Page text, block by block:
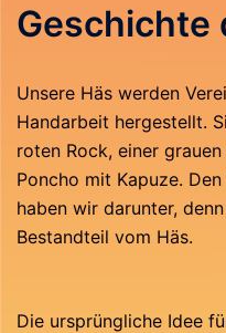
Geschichte
Unsere Häs werden
Handarbeit hergestellt.
roten Rock, einer
Poncho mit Kapuze.
haben wir darunter,
Bestandteil vom Häs.
Die ursprüngliche Idee